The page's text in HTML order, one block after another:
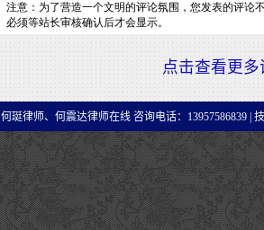
点击查看更多
何珽律师、何震达律师在线 咨询电话：13957586839 |